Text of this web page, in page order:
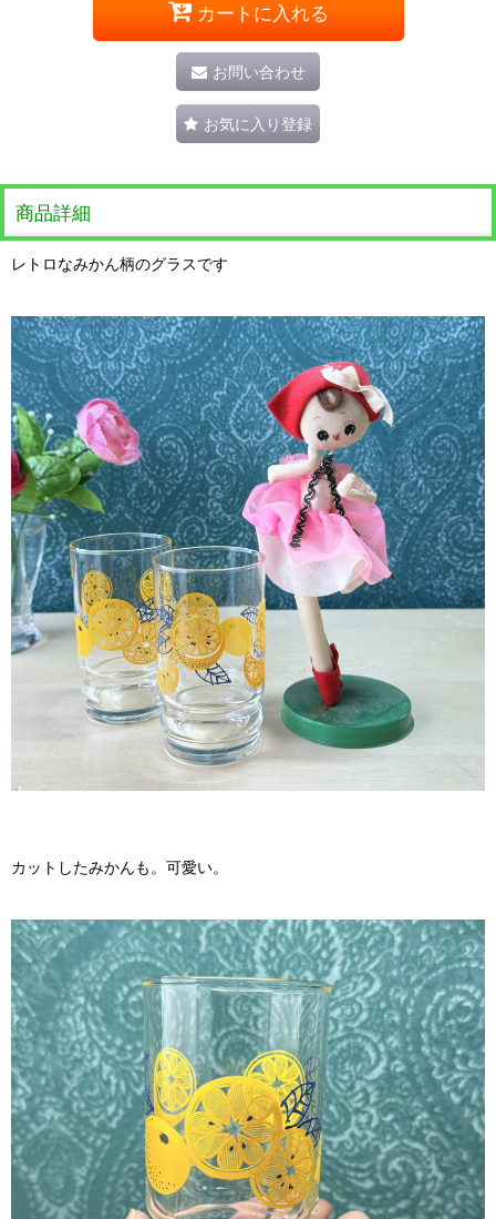
カートに入れる
お問い合わせ
お気に入り登録
商品詳細
レトロなみかん柄のグラスです
カットしたみかんも。可愛い。